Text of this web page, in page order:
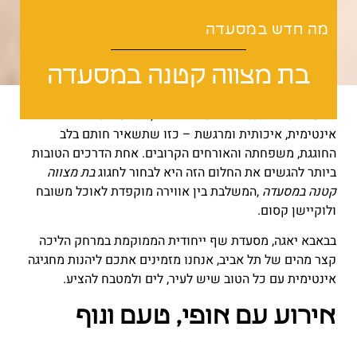
מה חדש במסעדה
בת מצווה קטנה במסעדה
כאשר אנו מתכננים אירוע בת מצווה, אנו שואפים ליצור חוויה
אינטימית, איכותית ומרגשת – כזו שתשאיר חותם בלב
החוגגת, משפחתה והאורחים הקרובים. אחת הדרכים הטובות
ביותר להגשים את החלום הזה היא לבחור לחגוגבת מצווה
קטנה במסעדה ,המשלבת בין אווירה מוקפדת לאוכל משובח
ולוקיישן קסום.
בבאבא יאגה, מסעדת שף ייחודית הממוקמת במרחק הליכה
קצר מהים של תל אביב, אנחנו מזמינים אתכם ליהנות מחגיגה
אינטימית עם כל הטוב שיש לעיר, לים ולמטבח להציע.
אירוע עם אופי, טעם ונוף